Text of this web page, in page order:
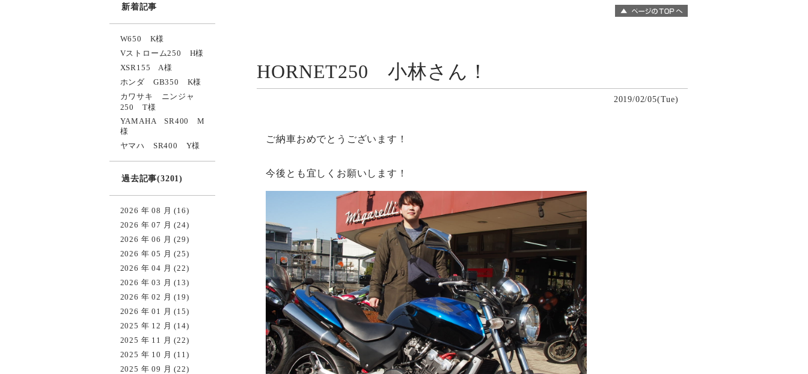
HORNET250 小林さん！
2019/02/05(Tue)
ご納車おめでとうございます！
今後とも宜しくお願いします！
新着記事
W650 K様
Vストローム250 H様
XSR155 A様
ホンダ GB350 K様
カワサキ ニンジャ
250 T様
YAMAHA SR400 M
様
ヤマハ SR400 Y様
過去記事(3201)
2026 年 08 月 (16)
2026 年 07 月 (24)
2026 年 06 月 (29)
2026 年 05 月 (25)
2026 年 04 月 (22)
2026 年 03 月 (13)
2026 年 02 月 (19)
2026 年 01 月 (15)
2025 年 12 月 (14)
2025 年 11 月 (22)
2025 年 10 月 (11)
2025 年 09 月 (22)